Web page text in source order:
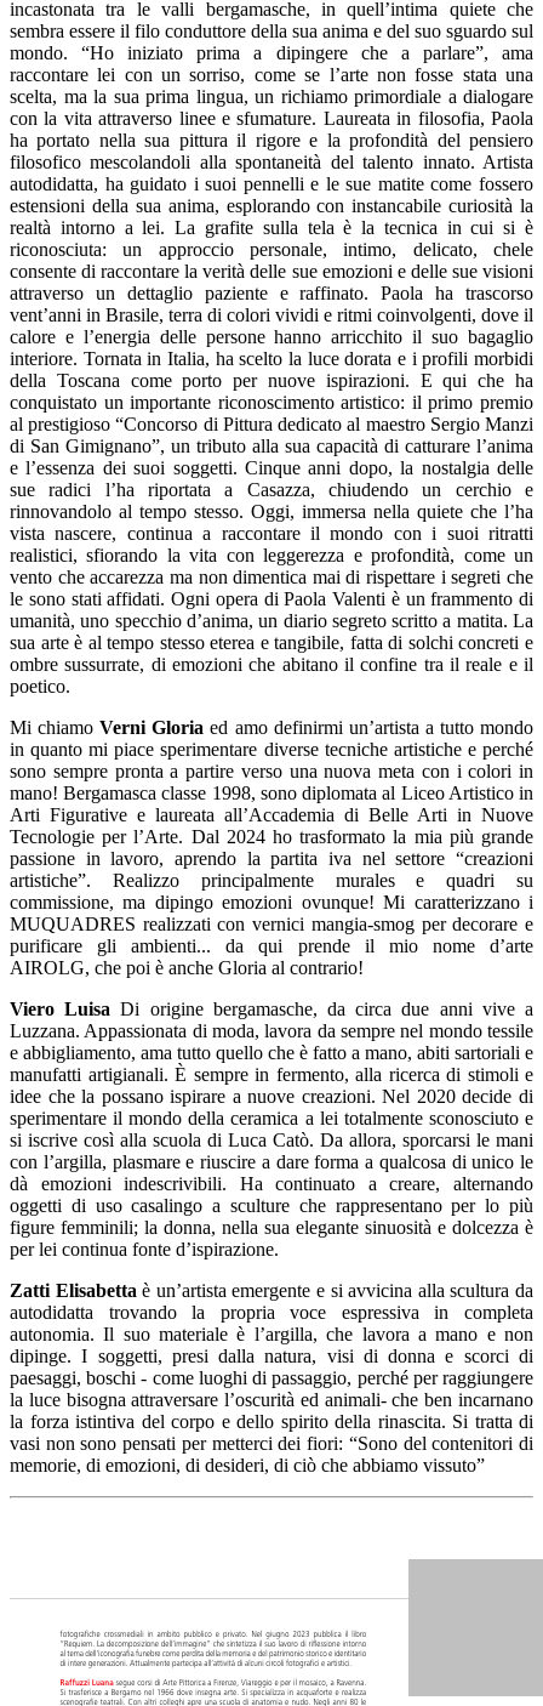
incastonata tra le valli bergamasche, in quell’intima quiete che
sembra essere il filo conduttore della sua anima e del suo sguardo sul
mondo. “Ho iniziato prima a dipingere che a parlare”, ama
raccontare lei con un sorriso, come se l’arte non fosse stata una
scelta, ma la sua prima lingua, un richiamo primordiale a dialogare
con la vita attraverso linee e sfumature. Laureata in filosofia, Paola
ha portato nella sua pittura il rigore e la profondità del pensiero
filosofico mescolandoli alla spontaneità del talento innato. Artista
autodidatta, ha guidato i suoi pennelli e le sue matite come fossero
estensioni della sua anima, esplorando con instancabile curiosità la
realtà intorno a lei. La grafite sulla tela è la tecnica in cui si è
riconosciuta: un approccio personale, intimo, delicato, chele
consente di raccontare la verità delle sue emozioni e delle sue visioni
attraverso un dettaglio paziente e raffinato. Paola ha trascorso
vent’anni in Brasile, terra di colori vividi e ritmi coinvolgenti, dove il
calore e l’energia delle persone hanno arricchito il suo bagaglio
interiore. Tornata in Italia, ha scelto la luce dorata e i profili morbidi
della Toscana come porto per nuove ispirazioni. E qui che ha
conquistato un importante riconoscimento artistico: il primo premio
al prestigioso “Concorso di Pittura dedicato al maestro Sergio Manzi
di San Gimignano”, un tributo alla sua capacità di catturare l’anima
e l’essenza dei suoi soggetti. Cinque anni dopo, la nostalgia delle
sue radici l’ha riportata a Casazza, chiudendo un cerchio e
rinnovandolo al tempo stesso. Oggi, immersa nella quiete che l’ha
vista nascere, continua a raccontare il mondo con i suoi ritratti
realistici, sfiorando la vita con leggerezza e profondità, come un
vento che accarezza ma non dimentica mai di rispettare i segreti che
le sono stati affidati. Ogni opera di Paola Valenti è un frammento di
umanità, uno specchio d’anima, un diario segreto scritto a matita. La
sua arte è al tempo stesso eterea e tangibile, fatta di solchi concreti e
ombre sussurrate, di emozioni che abitano il confine tra il reale e il
poetico.
Mi chiamoVerni Gloria ed amo definirmi un’artista a tutto mondo
in quanto mi piace sperimentare diverse tecniche artistiche e perché
sono sempre pronta a partire verso una nuova meta con i colori in
mano! Bergamasca classe 1998, sono diplomata al Liceo Artistico in
Arti Figurative e laureata all’Accademia di Belle Arti in Nuove
Tecnologie per l’Arte. Dal 2024 ho trasformato la mia più grande
passione in lavoro, aprendo la partita iva nel settore “creazioni
artistiche”. Realizzo principalmente murales e quadri su
commissione, ma dipingo emozioni ovunque! Mi caratterizzano i
MUQUADRES realizzati con vernici mangia-smog per decorare e
purificare gli ambienti... da qui prende il mio nome d’arte
AIROLG, che poi è anche Gloria al contrario!
Viero Luisa Di origine bergamasche, da circa due anni vive a
Luzzana. Appassionata di moda, lavora da sempre nel mondo tessile
e abbigliamento, ama tutto quello che è fatto a mano, abiti sartoriali e
manufatti artigianali. È sempre in fermento, alla ricerca di stimoli e
idee che la possano ispirare a nuove creazioni. Nel 2020 decide di
sperimentare il mondo della ceramica a lei totalmente sconosciuto e
si iscrive così alla scuola di Luca Catò. Da allora, sporcarsi le mani
con l’argilla, plasmare e riuscire a dare forma a qualcosa di unico le
dà emozioni indescrivibili. Ha continuato a creare, alternando
oggetti di uso casalingo a sculture che rappresentano per lo più
figure femminili; la donna, nella sua elegante sinuosità e dolcezza è
per lei continua fonte d’ispirazione.
Zatti Elisabetta è un’artista emergente e si avvicina alla scultura da
autodidatta trovando la propria voce espressiva in completa
autonomia. Il suo materiale è l’argilla, che lavora a mano e non
dipinge. I soggetti, presi dalla natura, visi di donna e scorci di
paesaggi, boschi - come luoghi di passaggio, perché per raggiungere
la luce bisogna attraversare l’oscurità ed animali- che ben incarnano
la forza istintiva del corpo e dello spirito della rinascita. Si tratta di
vasi non sono pensati per metterci dei fiori: “Sono del contenitori di
memorie, di emozioni, di desideri, di ciò che abbiamo vissuto”